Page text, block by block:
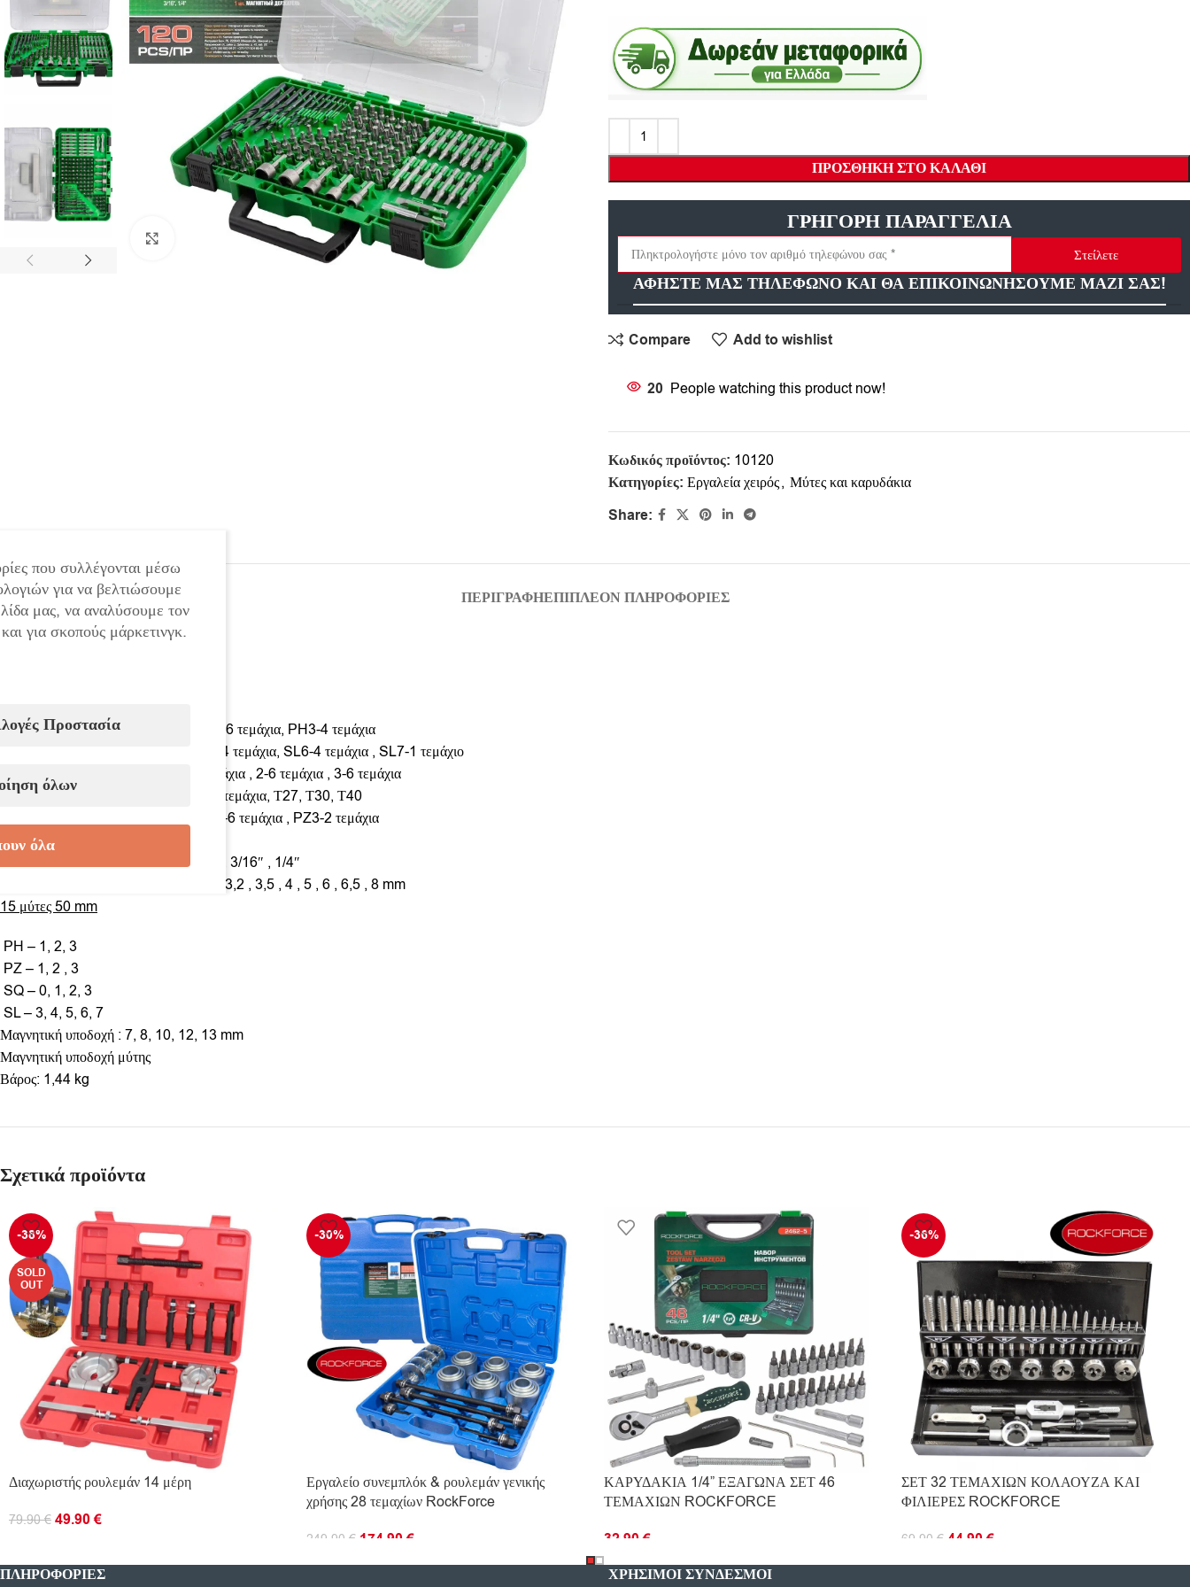
Click to enlarge
ΠΡΟΣΘΉΚΗ ΣΤΟ ΚΑΛΆΘΙ
ΓΡΗΓΟΡΗ ΠΑΡΑΓΓΕΛΙΑ
Στείλετε
ΑΦΗΣΤΕ ΜΑΣ ΤΗΛΕΦΩΝΟ ΚΑΙ ΘΑ ΕΠΙΚΟΙΝΩΝΗΣΟΥΜΕ ΜΑΖΙ ΣΑΣ!
Compare Add to wishlist
20 People watching this product now!
Κωδικός προϊόντος: 10120
Κατηγορίες: Εργαλεία χειρός, Μύτες και καρυδάκια
Share:
ΠΕΡΙΓΡΑΦΉΕΠΙΠΛΈΟΝ ΠΛΗΡΟΦΟΡΊΕΣ
PH1-3 τεμάχια, PH1-3 τεμάχια, PH2-6 τεμάχια, PH3-4 τεμάχια
SL3-3 τεμάχια, SL4-3 τεμάχια , SL5-4 τεμάχια, SL6-4 τεμάχια , SL7-1 τεμάχιο
SQ (τετράγωνο) 0-3 τεμάχια , 1-8 τεμάχια , 2-6 τεμάχια , 3-6 τεμάχια
Τ8, Τ10, Τ15, Τ20-2 τεμάχια, Τ25-2 τεμάχια, Τ27, Τ30, Τ40
PZ0-2 τεμάχια , PZ1-2 τεμάχια , PZ2-6 τεμάχια , PZ3-2 τεμάχια
Εξάγωνο: 2, 2,5 , 3, 4 , 5 , 6 mm
Εξάγωνο: 6/64″ , 3/32″ , 1/8″ , 5/32″ , 3/16″ , 1/4″
Μεταλλικά τρυπάνια: 1,5 , 2 , 2,5 , 3 , 3,2 , 3,5 , 4 , 5 , 6 , 6,5 , 8 mm
15 μύτες 50 mm
PH – 1, 2, 3
PZ – 1, 2 , 3
SQ – 0, 1, 2, 3
SL – 3, 4, 5, 6, 7
Μαγνητική υποδοχή : 7, 8, 10, 12, 13 mm
Μαγνητική υποδοχή μύτης
Βάρος: 1,44 kg
Σχετικά προϊόντα
-38%
SOLD
OUT
Διαχωριστής ρουλεμάν 14 μέρη
79.90€ 49.90€
-30%
Εργαλείο συνεμπλόκ & ρουλεμάν γενικής
χρήσης 28 τεμαχίων RockForce
249.90 € 174.90€
ΠΡΟΣΘΉΚΗ ΣΤΟ ΚΑΛΆΘΙ
ΚΑΡΥΔΑΚΙΑ 1/4” ΕΞΑΓΩΝΑ ΣΕΤ 46
ΤΕΜΑΧΙΩΝ ROCKFORCE
32.90€
ΠΡΟΣΘΉΚΗ ΣΤΟ ΚΑΛΆΘΙ
-36%
ΣΕΤ 32 ΤΕΜΑΧΙΩΝ ΚΟΛΑΟΥΖΑ ΚΑΙ
ΦΙΛΙΕΡΕΣ ROCKFORCE
69.90 € 44.90€
ΠΡΟΣΘΉΚΗ ΣΤΟ ΚΑΛΆΘΙ
ΠΛΗΡΟΦΟΡΊΕΣ ΧΡΗΣΙΜΟΙ ΣΥΝΔΕΣΜΟΙ
που συλλέγονται μέσω
για να βελτιώσουμε
μας, να αναλύσουμε τον
για σκοπούς μάρκετινγκ.
Προστασία
όλων
όλα